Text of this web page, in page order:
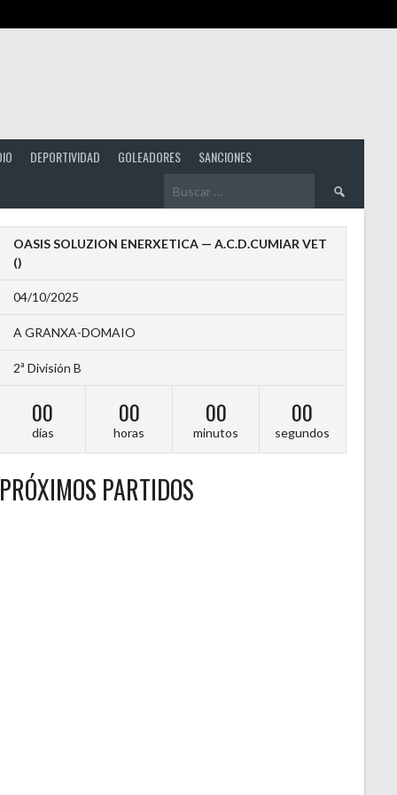
DEPORTIVIDAD GOLEADORES SANCIONES
Buscar:
OASIS SOLUZION ENERXETICA — A.C.D.CUMIAR VET
()
04/10/2025
A GRANXA-DOMAIO
2ª División B
00
días
00
horas
00
minutos
00
segundos
PRÓXIMOS PARTIDOS